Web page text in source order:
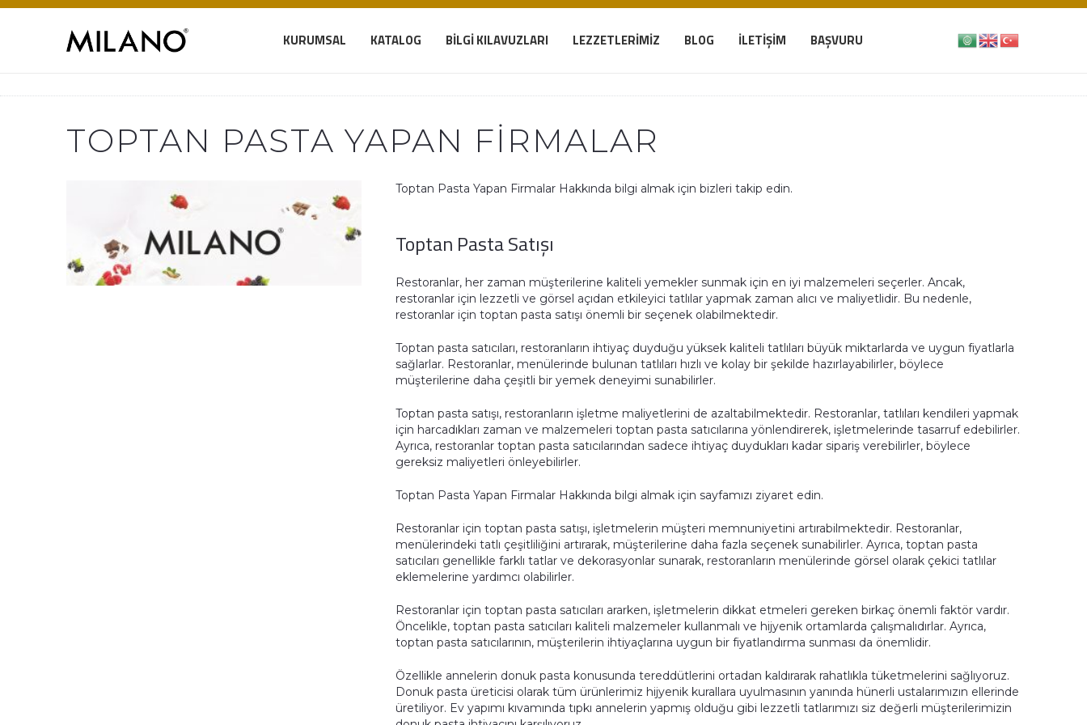
KURUMSAL KATALOG BILGI KILAVUZLARI LEZZETLERIMIZ BLOG İLETIŞIM BAŞVURU
TOPTAN PASTA YAPAN FIRMALAR
Toptan Pasta Yapan Firmalar Hakkında bilgi almak için bizleri takip edin.
Toptan Pasta Satışı
Restoranlar, her zaman müşterilerine kaliteli yemekler sunmak için en iyi malzemeleri seçerler. Ancak,
restoranlar için lezzetli ve görsel açıdan etkileyici tatlılar yapmak zaman alıcı ve maliyetlidir. Bu nedenle,
restoranlar için toptan pasta satışı önemli bir seçenek olabilmektedir.
Toptan pasta satıcıları, restoranların ihtiyaç duyduğu yüksek kaliteli tatlıları büyük miktarlarda ve uygun fiyatlarla
sağlarlar. Restoranlar, menülerinde bulunan tatlıları hızlı ve kolay bir şekilde hazırlayabilirler, böylece
müşterilerine daha çeşitli bir yemek deneyimi sunabilirler.
Toptan pasta satışı, restoranların işletme maliyetlerini de azaltabilmektedir. Restoranlar, tatlıları kendileri yapmak
için harcadıkları zaman ve malzemeleri toptan pasta satıcılarına yönlendirerek, işletmelerinde tasarruf edebilirler.
Ayrıca, restoranlar toptan pasta satıcılarından sadece ihtiyaç duydukları kadar sipariş verebilirler, böylece
gereksiz maliyetleri önleyebilirler.
Toptan Pasta Yapan Firmalar Hakkında bilgi almak için sayfamızı ziyaret edin.
Restoranlar için toptan pasta satışı, işletmelerin müşteri memnuniyetini artırabilmektedir. Restoranlar,
menülerindeki tatlı çeşitliliğini artırarak, müşterilerine daha fazla seçenek sunabilirler. Ayrıca, toptan pasta
satıcıları genellikle farklı tatlar ve dekorasyonlar sunarak, restoranların menülerinde görsel olarak çekici tatlılar
eklemelerine yardımcı olabilirler.
Restoranlar için toptan pasta satıcıları ararken, işletmelerin dikkat etmeleri gereken birkaç önemli faktör vardır.
Öncelikle, toptan pasta satıcıları kaliteli malzemeler kullanmalı ve hijyenik ortamlarda çalışmalıdırlar. Ayrıca,
toptan pasta satıcılarının, müşterilerin ihtiyaçlarına uygun bir fiyatlandırma sunması da önemlidir.
Özellikle annelerin donuk pasta konusunda tereddütlerini ortadan kaldırarak rahatlıkla tüketmelerini sağlıyoruz.
Donuk pasta üreticisi olarak tüm ürünlerimiz hijyenik kurallara uyulmasının yanında hünerli ustalarımızın ellerinde
üretiliyor. Ev yapımı kıvamında tıpkı annelerin yapmış olduğu gibi lezzetli tatlarımızı siz değerli müşterilerimizin